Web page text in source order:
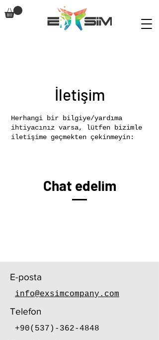
İletişim
Herhangi bir bilgiye/yardıma
ihtiyacınız varsa, lütfen bizimle
iletişime geçmekten çekinmeyin:
Chat edelim
E-posta
info@exsimcompany.com
Telefon
+90(537)-362-4848